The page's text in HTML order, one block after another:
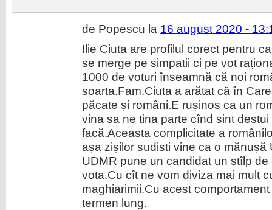
de Popescu la 16 august 2020 -
Ilie Ciuta are profilul corect pentru
se merge pe simpatii ci pe vot
1000 de voturi înseamnă că noi
soarta.Fam.Ciuta a arătat că în
păcate și români.E rușinos ca un
vina sa ne tina parte cînd sint
facă.Aceasta complicitate a
așa zișilor sudisti vine ca o mănușă
UDMR pune un candidat un stîlp
vota.Cu cît ne vom diviza mai mult
maghiarimii.Cu acest
termen lung.